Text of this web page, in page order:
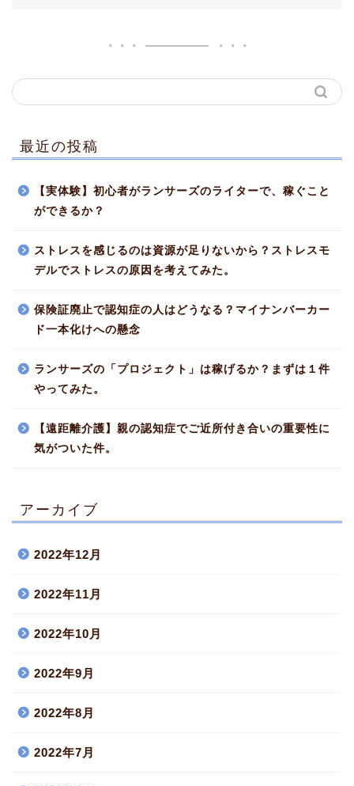
最近の投稿
【実体験】初心者がランサーズのライターで、稼ぐこと
ができるか？
ストレスを感じるのは資源が足りないから？ストレスモ
デルでストレスの原因を考えてみた。
保険証廃止で認知症の人はどうなる？マイナンバーカー
ド一本化けへの懸念
ランサーズの「プロジェクト」は稼げるか？まずは１件
やってみた。
【遠距離介護】親の認知症でご近所付き合いの重要性に
気がついた件。
アーカイブ
2022年12月
2022年11月
2022年10月
2022年9月
2022年8月
2022年7月